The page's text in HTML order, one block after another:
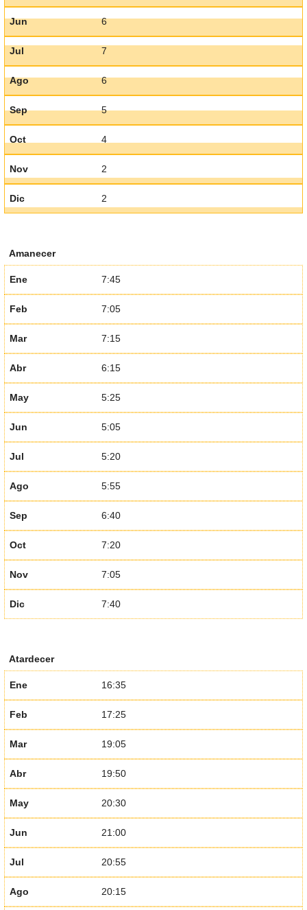
Jun 6
Jul 7
Ago 6
Sep 5
Oct 4
Nov 2
Dic 2
Amanecer
Ene 7:45
Feb 7:05
Mar 7:15
Abr 6:15
May 5:25
Jun 5:05
Jul 5:20
Ago 5:55
Sep 6:40
Oct 7:20
Nov 7:05
Dic 7:40
Atardecer
Ene 16:35
Feb 17:25
Mar 19:05
Abr 19:50
May 20:30
Jun 21:00
Jul 20:55
Ago 20:15